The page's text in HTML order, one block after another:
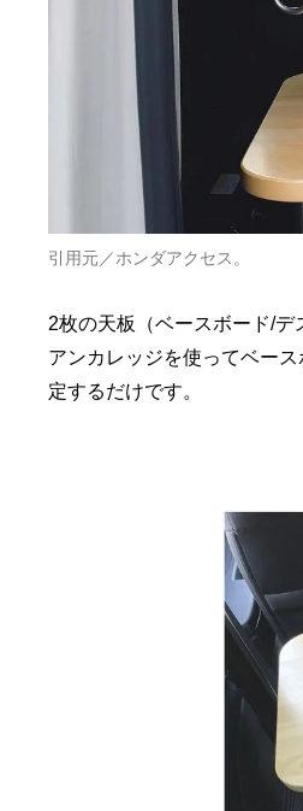
引用元／ホンダアクセス。
2枚の天板（ベースボード/
アンカレッジを使ってベー
定するだけです。